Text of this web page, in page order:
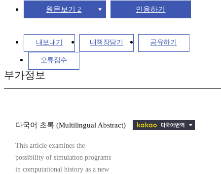
원문보기 2 인용하기
내보내기 내책장담기 공유하기
오류접수
부가정보
다국어 초록 (Multilingual Abstract)
This article examines the
possibility of simulation programs
in computational history as a new